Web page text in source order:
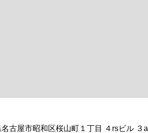
古屋市昭和区桜山町１丁目 ４rsビル ３a